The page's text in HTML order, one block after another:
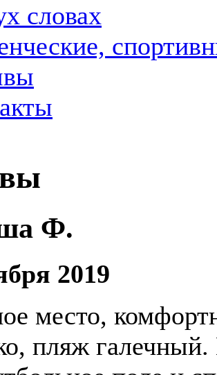
словах
Ф.
2019
место,
пляж